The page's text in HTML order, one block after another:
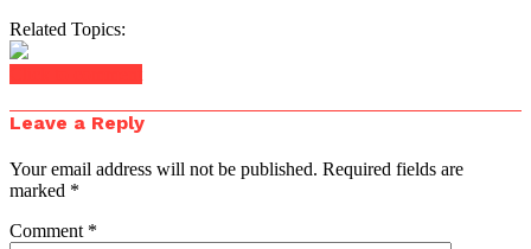
Related Topics:
Leave a Reply
Your email address will not be published. Required fields are
marked *
Comment *